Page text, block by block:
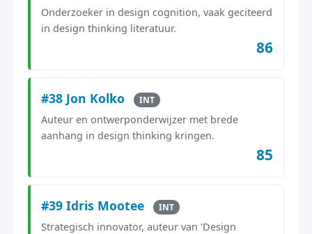
Onderzoeker in design cognition, vaak geciteerd
in design thinking literatuur.
86
#38 Jon Kolko INT
Auteur en ontwerponderwijzer met brede
aanhang in design thinking kringen.
85
#39 Idris Mootee INT
Strategisch innovator, auteur van 'Design